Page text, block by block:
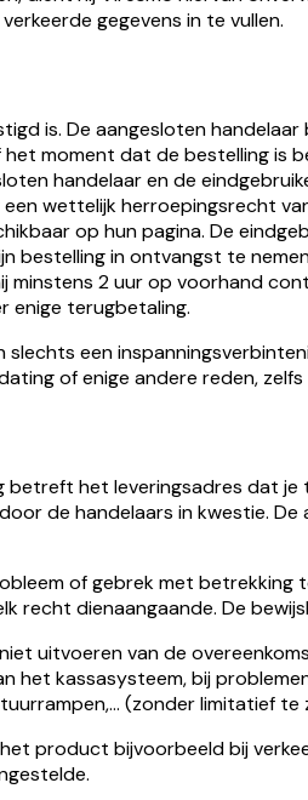
gegevens in te vullen.
is. De aangesloten
moment dat de bestelling is
handelaar en de
wettelijk herroepingsrecht
op hun pagina. De
bestelling in ontvangst te
minstens 2 uur op voorhand
enige terugbetaling.
een
of enige andere reden,
het leveringsadres dat
de handelaars in kwestie.
of gebrek met
recht dienaangaande. De
uitvoeren van de
het kassasysteem, bij
(zonder limitatief te
product bijvoorbeeld bij